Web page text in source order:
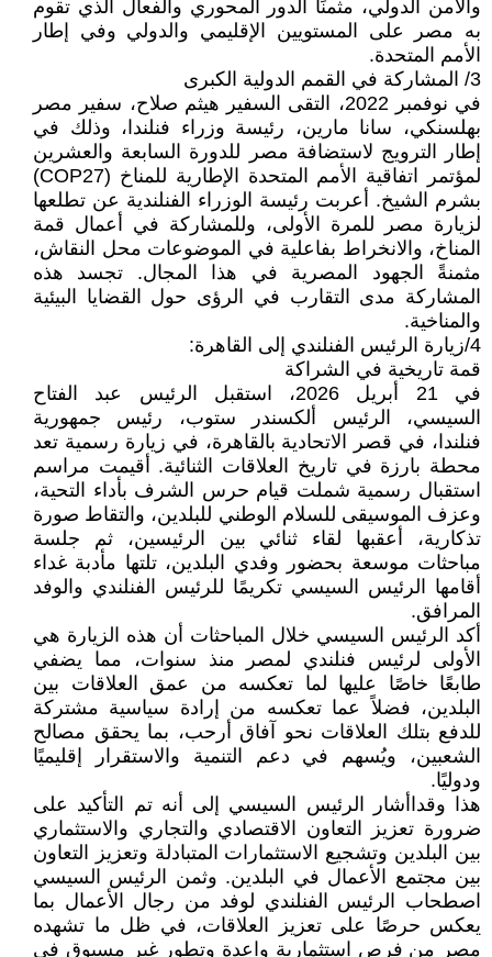
والأمن الدولي، مثمنًا الدور المحوري والفعال الذي تقوم
به مصر على المستويين الإقليمي والدولي وفي إطار
الأمم المتحدة.
3/ المشاركة في القمم الدولية الكبرى
في نوفمبر 2022، التقى السفير هيثم صلاح، سفير مصر
بهلسنكي، سانا مارين، رئيسة وزراء فنلندا، وذلك في
إطار الترويج لاستضافة مصر للدورة السابعة والعشرين
لمؤتمر اتفاقية الأمم المتحدة الإطارية للمناخ (COP27)
بشرم الشيخ. أعربت رئيسة الوزراء الفنلندية عن تطلعها
لزيارة مصر للمرة الأولى، وللمشاركة في أعمال قمة
المناخ، والانخراط بفاعلية في الموضوعات محل النقاش،
مثمنةً الجهود المصرية في هذا المجال. تجسد هذه
المشاركة مدى التقارب في الرؤى حول القضايا البيئية
والمناخية.
4/زيارة الرئيس الفنلندي إلى القاهرة:
قمة تاريخية في الشراكة
في 21 أبريل 2026، استقبل الرئيس عبد الفتاح
السيسي، الرئيس ألكسندر ستوب، رئيس جمهورية
فنلندا، في قصر الاتحادية بالقاهرة، في زيارة رسمية تعد
محطة بارزة في تاريخ العلاقات الثنائية. أقيمت مراسم
استقبال رسمية شملت قيام حرس الشرف بأداء التحية،
وعزف الموسيقى للسلام الوطني للبلدين، والتقاط صورة
تذكارية، أعقبها لقاء ثنائي بين الرئيسين، ثم جلسة
مباحثات موسعة بحضور وفدي البلدين، تلتها مأدبة غداء
أقامها الرئيس السيسي تكريمًا للرئيس الفنلندي والوفد
المرافق.
أكد الرئيس السيسي خلال المباحثات أن هذه الزيارة هي
الأولى لرئيس فنلندي لمصر منذ سنوات، مما يضفي
طابعًا خاصًا عليها لما تعكسه من عمق العلاقات بين
البلدين، فضلاً عما تعكسه من إرادة سياسية مشتركة
للدفع بتلك العلاقات نحو آفاق أرحب، بما يحقق مصالح
الشعبين، ويُسهم في دعم التنمية والاستقرار إقليميًا
ودوليًا.
هذا وقداأشار الرئيس السيسي إلى أنه تم التأكيد على
ضرورة تعزيز التعاون الاقتصادي والتجاري والاستثماري
بين البلدين وتشجيع الاستثمارات المتبادلة وتعزيز التعاون
بين مجتمع الأعمال في البلدين. وثمن الرئيس السيسي
اصطحاب الرئيس الفنلندي لوفد من رجال الأعمال بما
يعكس حرصًا على تعزيز العلاقات، في ظل ما تشهده
مصر من فرص استثمارية واعدة وتطور غير مسبوق في